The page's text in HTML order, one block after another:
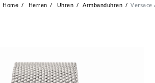
Home Herren Uhren Armbanduhren